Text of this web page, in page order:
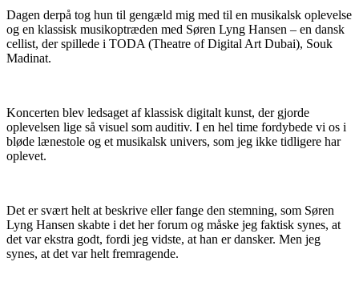
Dagen derpå tog hun til gengæld mig med til en musikalsk oplevelse
og en klassisk musikoptræden med Søren Lyng Hansen – en dansk
cellist, der spillede i TODA (Theatre of Digital Art Dubai), Souk
Madinat.
Koncerten blev ledsaget af klassisk digitalt kunst, der gjorde
oplevelsen lige så visuel som auditiv. I en hel time fordybede vi os i
bløde lænestole og et musikalsk univers, som jeg ikke tidligere har
oplevet.
Det er svært helt at beskrive eller fange den stemning, som Søren
Lyng Hansen skabte i det her forum og måske jeg faktisk synes, at
det var ekstra godt, fordi jeg vidste, at han er dansker. Men jeg
synes, at det var helt fremragende.